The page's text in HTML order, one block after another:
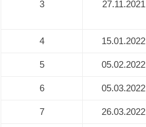
3 27.11.2021
4 15.01.2022
5 05.02.2022
6 05.03.2022
7 26.03.2022